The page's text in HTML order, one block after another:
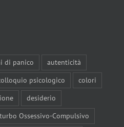
di panico
autenticità
psicologico
colori
desiderio
Ossessivo-Compulsivo